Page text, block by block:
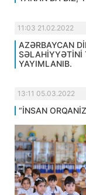
11:03 21.02.2022
AZƏRBAYCAN
SƏLAHİYYƏTİNİ
YAYIMLANIB.
13:11 05.03.2022
“İNSAN